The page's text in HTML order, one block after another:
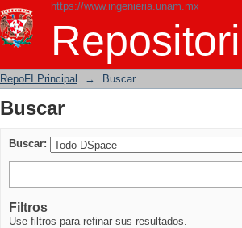
https://www.ingenieria.unam.mx
Buscar
RepoFI Principal → Buscar
Buscar
Buscar:
Filtros
Use filtros para refinar sus resultados.